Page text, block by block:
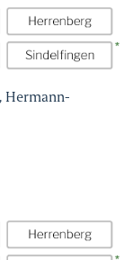
Hermann-